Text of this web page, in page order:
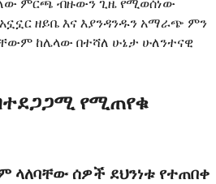
ምርጫ ብዙውን ጊዜ የሚወሰነው
ዘይቤ እና እያንዳንዱን አማራጭ ምን
ከሌላው በተሻለ ሁኔታ ሁለንተናዊ
የሚጠየቁ
ላለባቸው ሰዎች ደህንነቱ የተጠበቀ